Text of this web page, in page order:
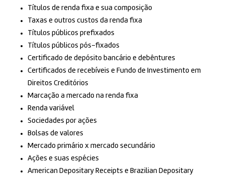
Títulos de renda fixa e sua composição
Taxas e outros custos da renda fixa
Títulos públicos prefixados
Títulos públicos pós-fixados
Certificado de depósito bancário e debêntures
Certificados de recebíveis e Fundo de Investimento em
Direitos Creditórios
Marcação a mercado na renda fixa
Renda variável
Sociedades por ações
Bolsas de valores
Mercado primário x mercado secundário
Ações e suas espécies
American Depositary Receipts e Brazilian Depositary